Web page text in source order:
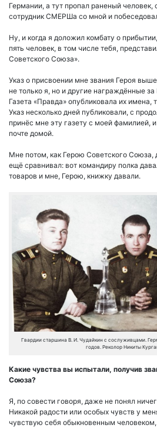
Германии, а тут пропал раненый человек,
сотрудник СМЕРШа со мной и
Ну, и когда я доложил комбату о
пять человек, в том числе тебя,
Советского Союза».
Указ о присвоении мне звания Героя
не только я, но и другие награждённые
Газета «Правда» опубликовала их имена,
Указ несколько дней публиковали, с
принёс мне эту газету с моей фамилией,
почте домой.
Мне потом, как Герою Советского Союза,
ещё сравнивал: вот командиру полка
товаров и мне, Герою, книжку давали.
Гвардии старшина В. И. Чудайкин с сослуживцами.
годов. Реколор Никиты
Какие чувства вы испытали, получив
Союза?
Я, по совести говоря, даже не понял
Никакой радости или особых чувств у
чувствую себя обыкновенным